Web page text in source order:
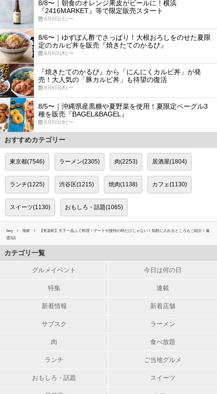
8/8〜｜朝食のオレンジ果皮がビールに！横浜
『2416MARKET』等で限定販売スタート
8月8日(土) 〜
8/6〜｜ゆずぽん酢でさっぱり！大根おろしをのせた夏限
定のカルビ丼を販売『焼きたてのかるび』
8月6日(木) 〜
『焼きたてのかるび』から「にんにくカルビ丼」が発
売！大人気の「豚カルビ丼」も待望の復活
8月6日(木) 〜
8/5〜｜沖縄県産黒糖や夏野菜を使用！夏限定ベーグル3
種を販売『BAGEL&BAGEL』
8月5日(水) 〜
おすすめカテゴリー
東京都(7546) ラーメン(2305) 肉(2253) 居酒屋(1804)
ランチ(1225) 渋谷区(1215) 焼肉(1138) カフェ(1130)
スイーツ(1130) おもしろ・話題(1065)
favy 海鮮
【有楽町】天下一品ふぐ料理！デートや接待の時だけじゃない！気軽に入れるところもご紹介！厳
選5店
カテゴリ一覧
グルメイベント 今日は何の日
特集 連載
新着情報 新着店舗
サブスク ラーメン
肉 食べ放題
ランチ ご当地グルメ
おもしろ・話題 スイーツ